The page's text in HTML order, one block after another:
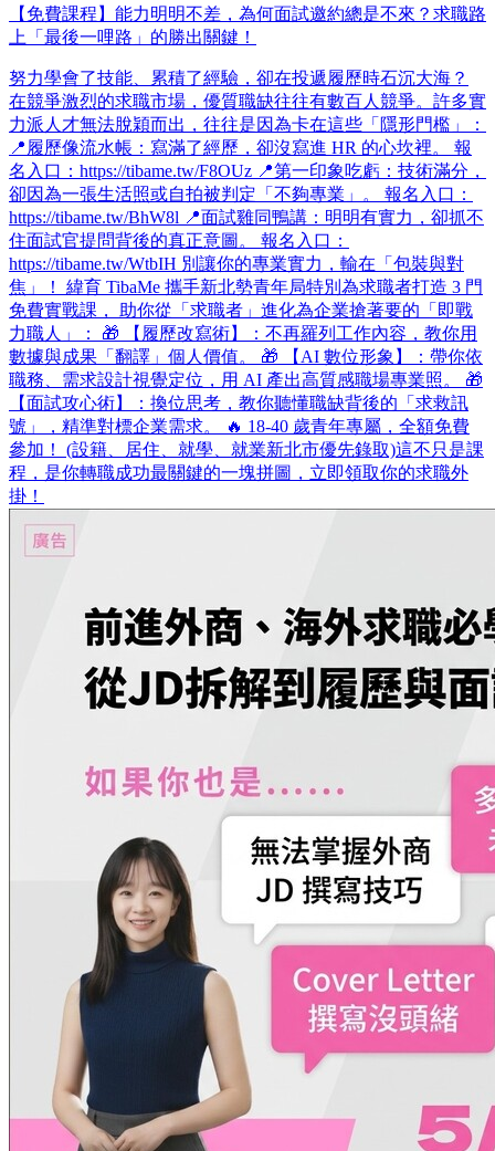
【免費課程】能力明明不差，為何面試邀約總是不來？求職路
上「最後一哩路」的勝出關鍵！
努力學會了技能、累積了經驗，卻在投遞履歷時石沉大海？
在競爭激烈的求職市場，優質職缺往往有數百人競爭。許多實
力派人才無法脫穎而出，往往是因為卡在這些「隱形門檻」：
📍履歷像流水帳：寫滿了經歷，卻沒寫進 HR 的心坎裡。 報
名入口：https://tibame.tw/F8OUz 📍第一印象吃虧：技術滿分，
卻因為一張生活照或自拍被判定「不夠專業」。 報名入口：
https://tibame.tw/BhW8l 📍面試雞同鴨講：明明有實力，卻抓不
住面試官提問背後的真正意圖。 報名入口：
https://tibame.tw/WtbIH 別讓你的專業實力，輸在「包裝與對
焦」！ 緯育 TibaMe 攜手新北勢青年局特別為求職者打造 3 門
免費實戰課， 助你從「求職者」進化為企業搶著要的「即戰
力職人」： 🎁 【履歷改寫術】：不再羅列工作內容，教你用
數據與成果「翻譯」個人價值。 🎁 【AI 數位形象】：帶你依
職務、需求設計視覺定位，用 AI 產出高質感職場專業照。 🎁
【面試攻心術】：換位思考，教你聽懂職缺背後的「求救訊
號」，精準對標企業需求。 🔥 18-40 歲青年專屬，全額免費
參加！ (設籍、居住、就學、就業新北市優先錄取)​ 這不只是課
程，是你轉職成功最關鍵的一塊拼圖，立即領取你的求職外
掛！